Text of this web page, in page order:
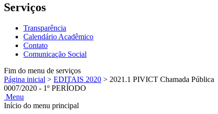
Serviços
Transparência
Calendário Acadêmico
Contato
Comunicação Social
Fim do menu de serviços
Página inicial > EDITAIS 2020 > 2021.1 PIVICT Chamada Pública
0007/2020 - 1º PERÍODO
Menu
Início do menu principal